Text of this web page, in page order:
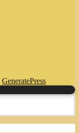
GeneratePress